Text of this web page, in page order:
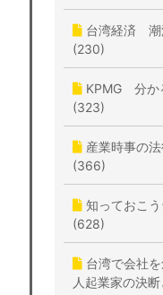
台湾経済 潮
(230)
KPMG 分か
(323)
産業時事の
(366)
知っておこ
(628)
台湾で会社
人起業家の決